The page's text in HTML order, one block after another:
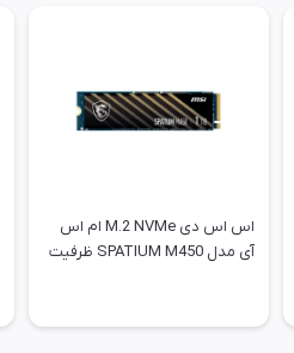
اس اس دی M.2 NVMe ام اس
آی مدل SPATIUM M450 ظرفیت